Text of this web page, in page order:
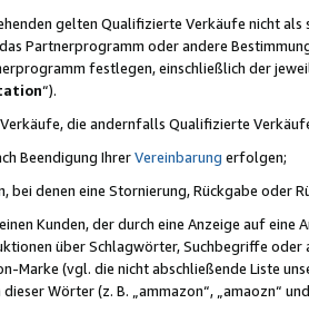
gelten Qualifizierte Verkäufe nicht
Partnerprogramm oder andere
festlegen, einschließlich der
“).
die andernfalls Qualifizierte
Beendigung IhrerVereinbarung erfolgen;
bei denen eine Stornierung, Rückgabe oder
Kunden, der durch eine Anzeige auf
über Schlagwörter, Suchbegriffe
Marke (vgl. die nicht abschließende Liste
Wörter (z. B. „ammazon“, „amaozn“